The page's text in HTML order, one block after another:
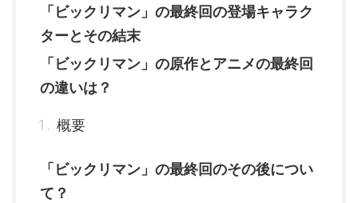
すので、ぜひ最後までご覧くださ
い。 アニメ「ビックリマン」の
キャラクター一覧 キャラクター
名声優名キャラクター名のイメー
ジと主演キャラクターとの関係ヤ
マト王子三ツ矢雄二物語の主人公
つ少年。 仲間たちと共に悪 ...
「ビックリマン」の最終回の登場キャラク
ターとその結末
「ビックリマン」の原作とアニメの最終回
の違いは？
概要
「ビックリマン」の最終回のその後につい
て？